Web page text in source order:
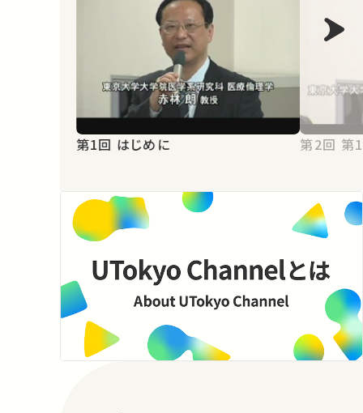
第1回 はじめに 第2